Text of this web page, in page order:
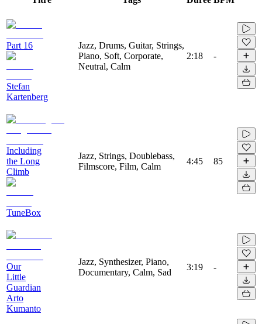
Part 16
Stefan
Kartenberg
Jazz, Drums, Guitar, Strings,
Piano, Soft, Corporate,
Neutral, Calm
2:18 -
Including
the Long
Climb
TuneBox
Jazz, Strings, Doublebass,
Filmscore, Film, Calm
4:45 85
Our
Little
Guardian
Arto
Kumanto
Jazz, Synthesizer, Piano,
Documentary, Calm, Sad
3:19 -